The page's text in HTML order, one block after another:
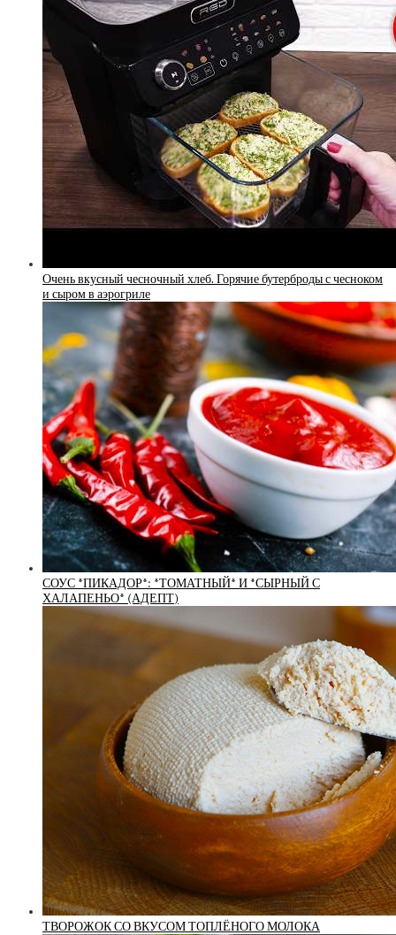
Очень вкусный чесночный хлеб. Горячие бутерброды с чесноком
и сыром в аэрогриле
СОУС *ПИКАДОР*: *ТОМАТНЫЙ* И *СЫРНЫЙ С
ХАЛАПЕНЬО* (АДЕПТ)
ТВОРОЖОК СО ВКУСОМ ТОПЛЁНОГО МОЛОКА